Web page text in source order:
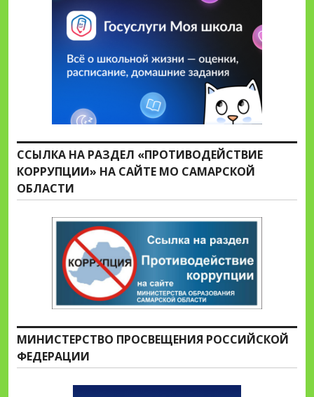
ССЫЛКА НА РАЗДЕЛ «ПРОТИВОДЕЙСТВИЕ
КОРРУПЦИИ» НА САЙТЕ МО САМАРСКОЙ
ОБЛАСТИ
МИНИСТЕРСТВО ПРОСВЕЩЕНИЯ РОССИЙСКОЙ
ФЕДЕРАЦИИ